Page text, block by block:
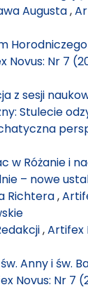
Augusta,
Novus: Nr 7
z sesji
Stulecie
w Różanie i
– nowe
Richtera,
,Artifex
św. Anny i św.
Novus: Nr 7